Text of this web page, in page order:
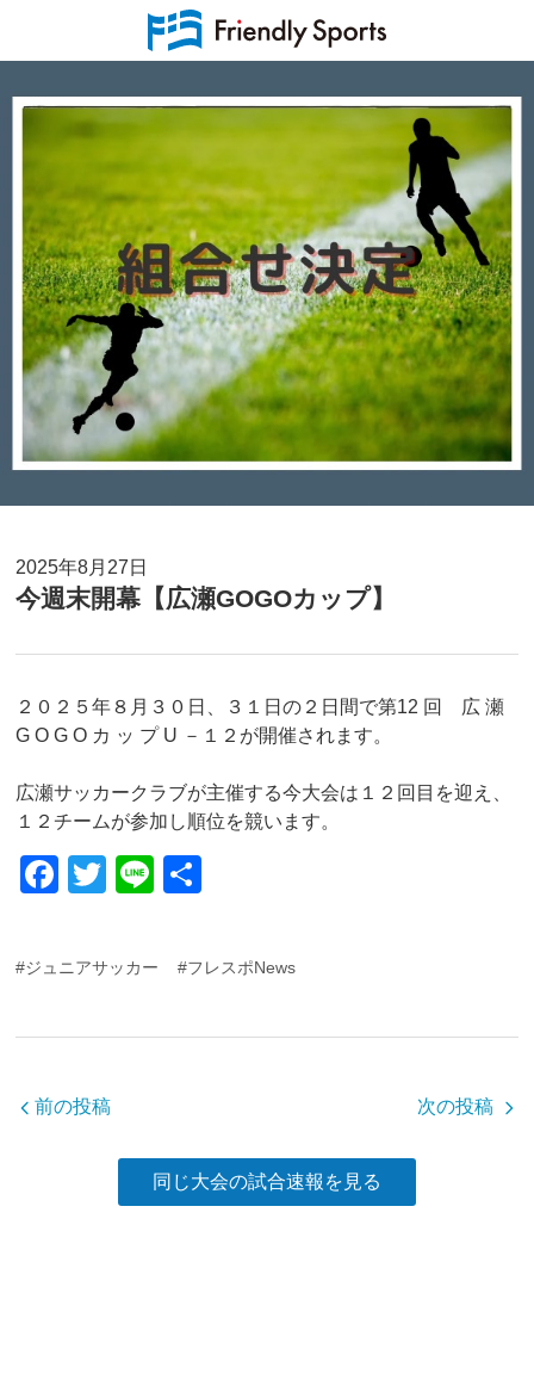
2025年8月27日
今週末開幕【広瀬GOGOカップ】
２０２５年８月３０日、３１日の２日間で第12 回 広 瀬
G O G O カ ッ プ U －１２が開催されます。
広瀬サッカークラブが主催する今大会は１２回目を迎え、
１２チームが参加し順位を競います。
F
c
e
b
o
T
er
Li
#ジュニアサッカー #フレスポNews
前の投稿 次の投稿
同じ大会の試合速報を見る